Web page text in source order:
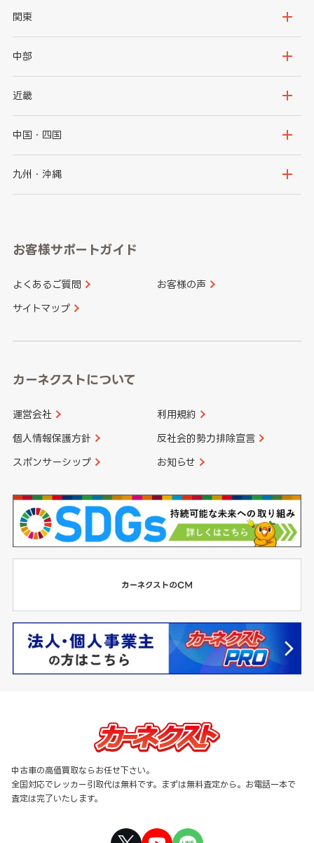
北海道
岩手県
秋田県
関東
茨城県
群馬県
千葉県
中部
新潟県
石川県
山梨県
愛知県
近畿
大阪府
京都府
和歌山県
中国・四国
鳥取県
山口県
香川県 愛媛県
九州・沖縄
長崎県
大分県 宮崎県
お客様サポートガイド
よくあるご質問 お客様の声
サイトマップ
カーネクストについて
運営会社 利用規約
個人情報保護方針 反社会的勢力排除宣言
スポンサーシップ お知らせ
中古車の高価買取ならお任せ下さい。
全国対応でレッカー引取代は無料です。まずは無料査定から。お電話一本で
査定は完了いたします。